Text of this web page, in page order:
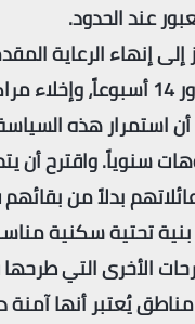
عند الحدود.
إلى إنهاء الرعاية
اللجوء بعد مرور 14 أسبوعاً،
استمرار هذه
سنوياً. واقترح أن
بدلاً من
تحتية سكنية
الأخرى التي طرحها
يُعتبر أنها آمنة